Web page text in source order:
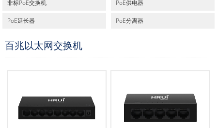
非标PoE交换机 PoE供电器
PoE延长器 PoE分离器
百兆以太网交换机